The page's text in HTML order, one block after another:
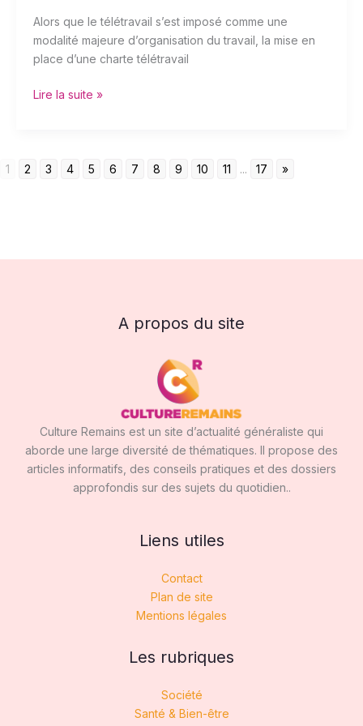
Alors que le télétravail s’est imposé comme une
modalité majeure d’organisation du travail, la mise en
place d’une charte télétravail
Lire la suite »
1 2 3 4 5 6 7 8 9 10 11 ... 17 »
A propos du site
Culture Remains est un site d’actualité généraliste qui
aborde une large diversité de thématiques. Il propose des
articles informatifs, des conseils pratiques et des dossiers
approfondis sur des sujets du quotidien..
Liens utiles
Contact
Plan de site
Mentions légales
Les rubriques
Société
Santé & Bien-être